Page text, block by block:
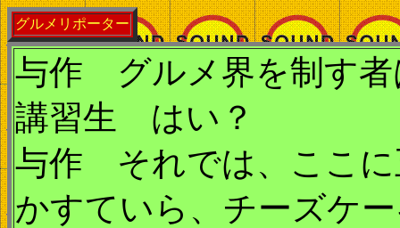
グルメリポーター
与作 グルメ界を制す者
講習生 はい？
与作 それでは、ここに
かすていら、チーズケ